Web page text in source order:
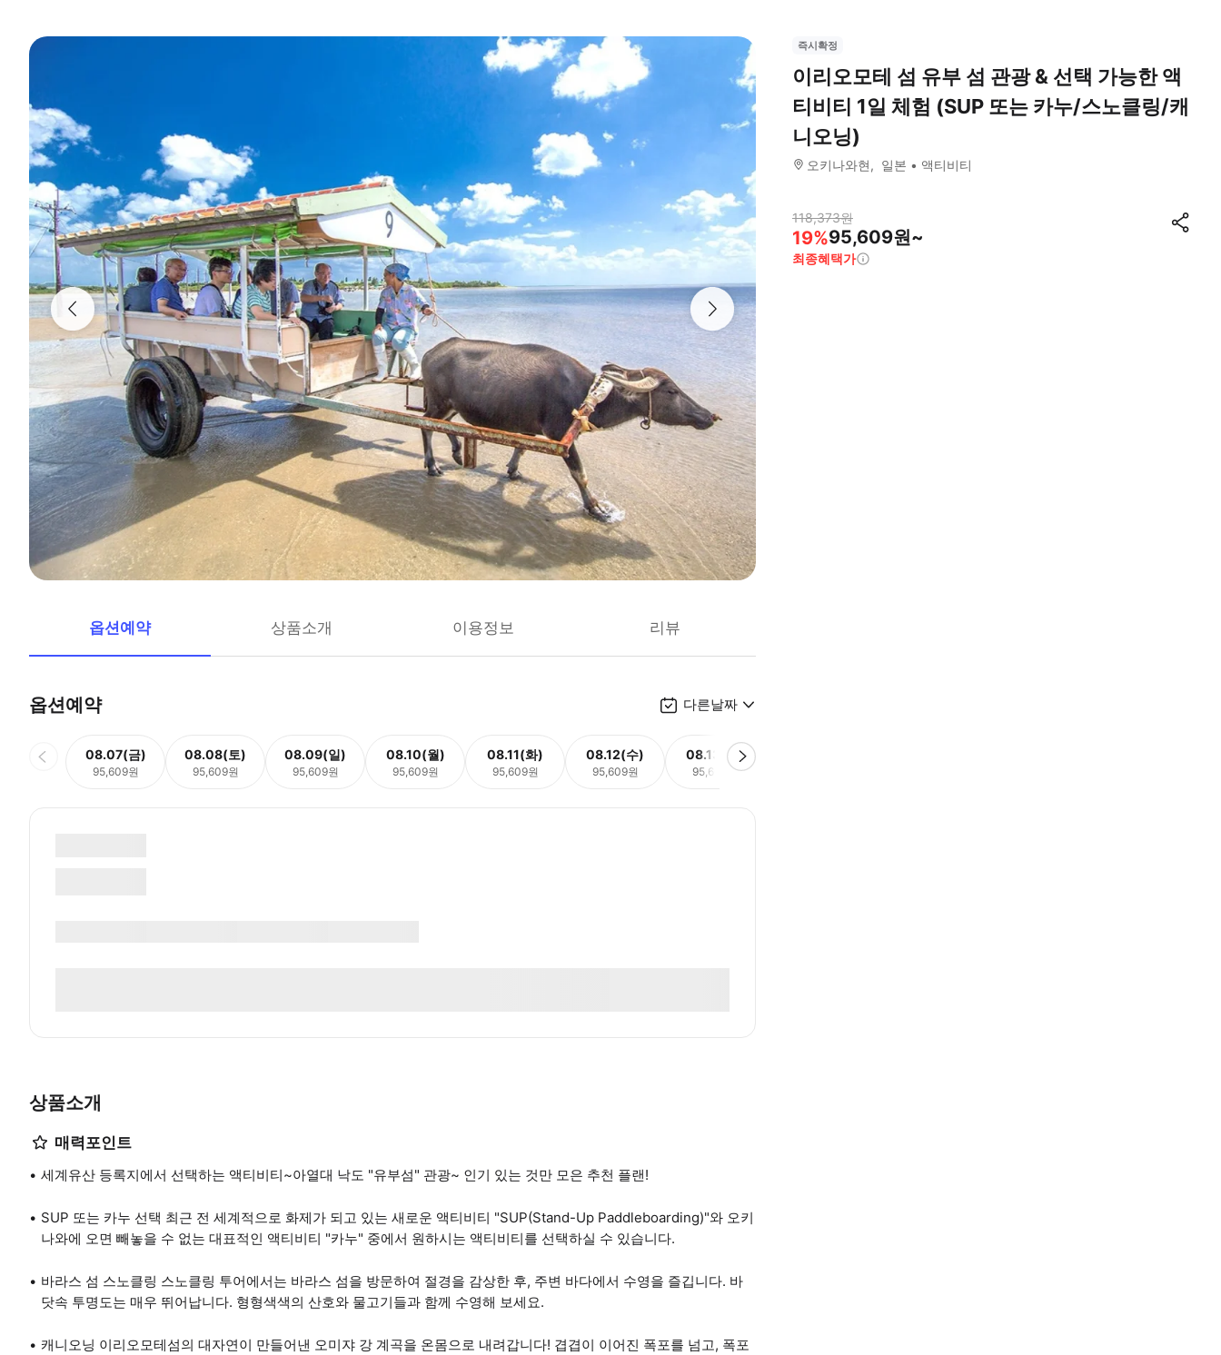
옵션예약 상품소개 이용정보 리뷰
옵션예약 다른날짜
08.07(금)
95,609원
08.08(토)
95,609원
08.09(일)
95,609원
08.10(월)
95,609원
08.11(화)
95,609원
08.12(수)
95,609원
08.13(목)
95,609원
상품소개
매력포인트
세계유산 등록지에서 선택하는 액티비티~아열대 낙도 "유부섬" 관광~ 인기 있는 것만 모은 추천 플랜!
SUP 또는 카누 선택 최근 전 세계적으로 화제가 되고 있는 새로운 액티비티 "SUP(Stand-Up Paddleboarding)"와 오키
나와에 오면 빼놓을 수 없는 대표적인 액티비티 "카누" 중에서 원하시는 액티비티를 선택하실 수 있습니다.
바라스 섬 스노클링 스노클링 투어에서는 바라스 섬을 방문하여 절경을 감상한 후, 주변 바다에서 수영을 즐깁니다. 바
닷속 투명도는 매우 뛰어납니다. 형형색색의 산호와 물고기들과 함께 수영해 보세요.
캐니오닝 이리오모테섬의 대자연이 만들어낸 오미쟈 강 계곡을 온몸으로 내려갑니다! 겹겹이 이어진 폭포를 넘고, 폭포
즉시확정
이리오모테 섬 유부 섬 관광 & 선택 가능한 액
티비티 1일 체험 (SUP 또는 카누/스노클링/캐
니오닝)
오키나와현 일본 액티비티
118,373원
19%95,609원~
최종혜택가